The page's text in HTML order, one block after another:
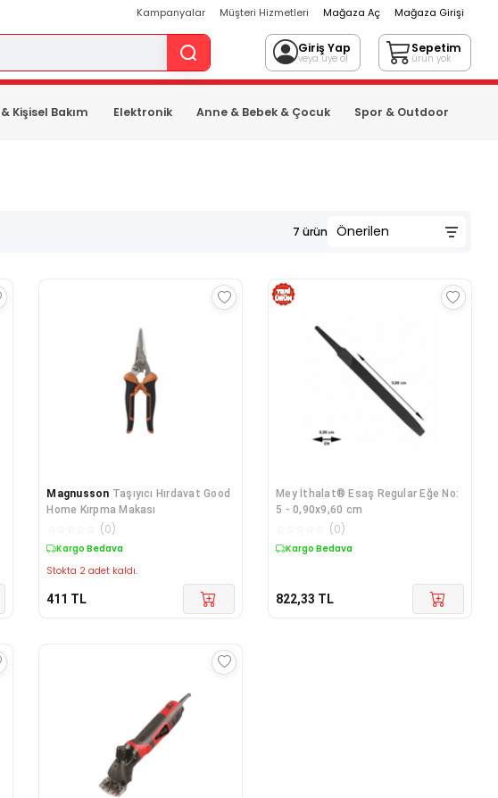
Kampanyalar Müşteri Hizmetleri Mağaza Aç Mağaza Girişi
Giriş Yap
veya üye ol
Sepetim
ürün yok
Kişisel Bakım Elektronik Anne & Bebek & Çocuk Spor & Outdoor
7 ürün
Magnusson Taşıyıcı Hırdavat Good
Home Kırpma Makası
(0)
Kargo Bedava
Stokta 2 adet kaldı.
411 TL
Mey İthalat® Esaş Regular Eğe No:
5 - 0,90x9,60 cm
(0)
Kargo Bedava
822,33 TL